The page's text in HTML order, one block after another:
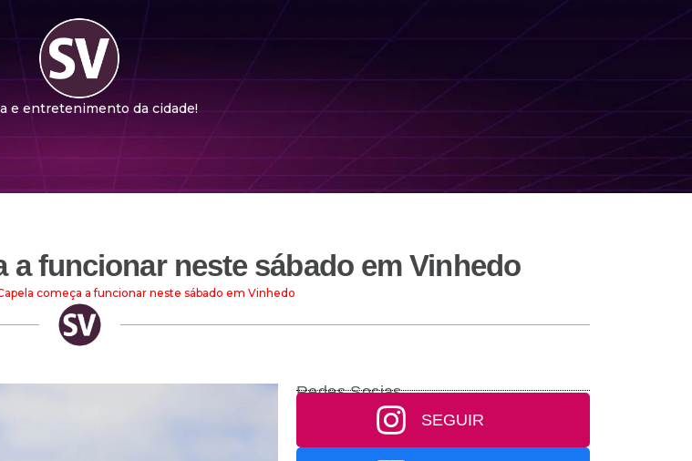
e entretenimento da cidade!
a funcionar neste sábado em Vinhedo
começa a funcionar neste sábado em Vinhedo
Redes Socias
SEGUIR